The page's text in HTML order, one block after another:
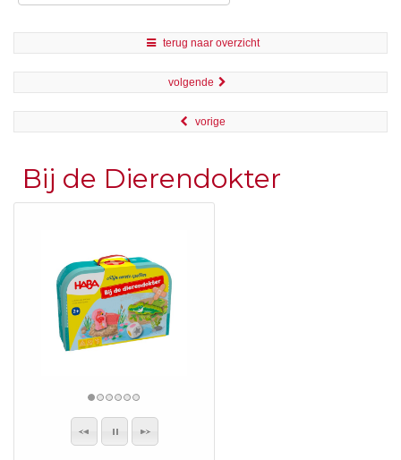
terug naar overzicht
volgende
vorige
Bij de Dierendokter